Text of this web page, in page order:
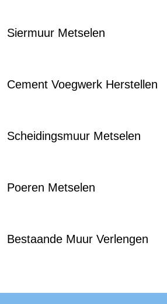
Siermuur Metselen
Cement Voegwerk Herstellen
Scheidingsmuur Metselen
Poeren Metselen
Bestaande Muur Verlengen